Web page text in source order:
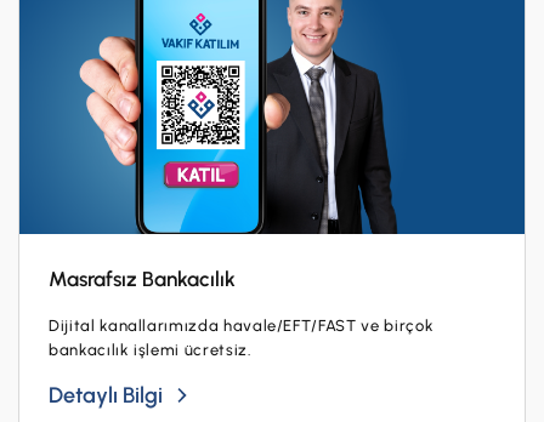
Masrafsız Bankacılık
Dijital kanallarımızda havale/EFT/FAST ve birçok
bankacılık işlemi ücretsiz.
Detaylı Bilgi